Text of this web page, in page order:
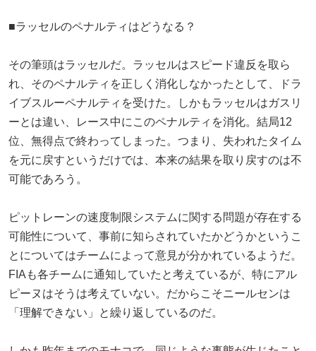
■ラッセルのペナルティはどうなる？
その筆頭はラッセルだ。ラッセルはスピード違反を取ら
れ、そのペナルティを正しく消化しなかったとして、ドラ
イブスルーペナルティを受けた。しかもラッセルはガスリ
ーとは違い、レース中にこのペナルティを消化。結局12
位、無得点で終わってしまった。つまり、失われたタイム
を元に戻すというだけでは、本来の結果を取り戻すのは不
可能であろう。
ピットレーンの速度制限システムに関する問題が存在する
可能性について、事前に知らされていたかどうかというこ
とについてはチームによって意見が分かれているようだ。
FIAも各チームに通知していたと考えているが、特にアル
ピーヌはそうは考えていない。だからこそニールセンは
「理解できない」と繰り返しているのだ。